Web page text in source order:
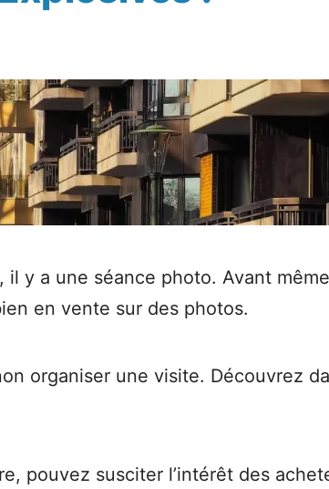
il y a une séance photo. Avant
en vente sur des photos.
organiser une visite. Découvrez
pouvez susciter l’intérêt des